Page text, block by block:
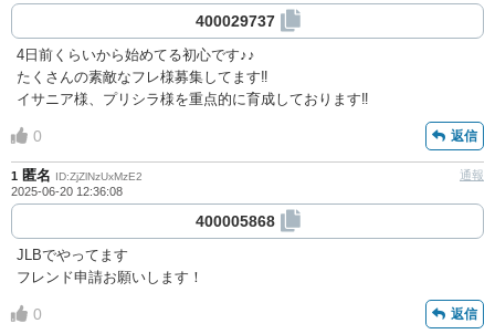
400029737
4日前くらいから始めてる初心です♪♪
たくさんの素敵なフレ様募集してます‼️
イサニア様、プリシラ様を重点的に育成しております‼️
0 返信
1 匿名 ID:ZjZlNzUxMzE2
2025-06-20 12:36:08
通報
400005868
JLBでやってます
フレンド申請お願いします！
0 返信